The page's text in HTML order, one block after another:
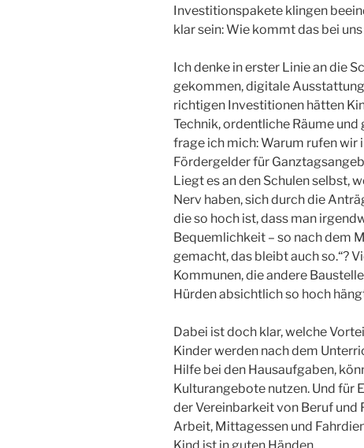
Investitionspakete klingen
klar sein: Wie kommt das bei uns
Ich denke in erster Linie an die
gekommen, digitale
richtigen Investitionen hätten
Technik, ordentliche Räume
frage ich mich: Warum rufen wir
Fördergelder für
Liegt es an den Schulen selbst,
Nerv haben, sich durch die
die so hoch ist, dass man
Bequemlichkeit – so nach dem
gemacht, das bleibt auch so.“?
Kommunen, die andere
Hürden absichtlich so hoch
Dabei ist doch klar, welche
Kinder werden nach dem
Hilfe bei den Hausaufgaben,
Kulturangebote nutzen. Und für
der Vereinbarkeit von Beruf und
Arbeit, Mittagessen und